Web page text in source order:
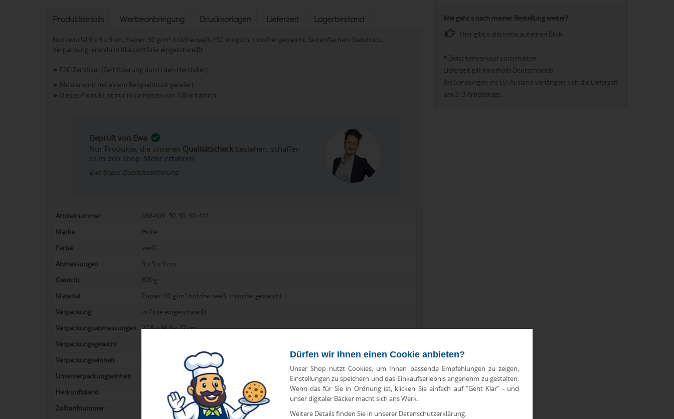
Dürfen wir Ihnen einen Cookie anbieten?
Unser Shop nutzt Cookies, um Ihnen passende Empfehlungen zu zeigen,
Einstellungen zu speichern und das Einkaufserlebnis angenehm zu gestalten.
Wenn das für Sie in Ordnung ist, klicken Sie einfach auf "Geht Klar" - und
unser digitaler Bäcker macht sich ans Werk.
Weitere Details finden Sie in unserer Datenschutzerklärung.
Produktdetails Werbeanbringung Druckvorlagen Lieferzeit Lagerbestand
Notizwürfel 9 x 9 x 9 cm, Papier: 90 g/m² holzfrei weiß ,FSC möglich, chlorfrei gebleicht, Seitenflächen: Siebdruck,
Verpackung: einzeln in Klarsichtfolie eingeschweißt
➤ FSC-Zertifikat (Zertifizierung durch den Hersteller)
➤ Muster wird mit einem Beispieldruck geliefert.
➤ Dieses Produkt ist nur in Einheiten von 100 erhältlich.
Geprüft von Ewa
Nur Produkte, die unseren Qualitätscheck bestehen, schaffen
es in den Shop. Mehr erfahren
Ewa Engel, Qualitätssicherung
Artikelnummer
086-NW_90_90_90_411
Marke
Holle
Farbe
weiß
Abmessungen
9 x 9 x 9 cm
Gewicht
600 g
Material
Papier: 90 g/m² holzfrei weiß, chlorfrei gebleicht
Verpackung
in Folie eingeschweißt
Verpackungsabmessungen
27,5 x 36,5 x 27 cm
Verpackungsgewicht
Verpackungseinheit
Unterverpackungseinheit
Herkunftsland
Deutschland
Zolltarifnummer
48201030
Wie geht's nach meiner Bestellung weiter?
Hier gibt's alle Infos auf einen Blick
* Zwischenverkauf vorbehalten
Lieferzeit gilt innerhalb Deutschlands.
Bei Sendungen ins EU-Ausland verlängert sich die Lieferzeit
um 2–3 Arbeitstage.